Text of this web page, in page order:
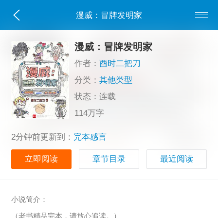
漫威：冒牌发明家
漫威：冒牌发明家
作者：酉时二把刀
分类：其他类型
状态：连载
114万字
2分钟前更新到： 完本感言
立即阅读 章节目录 最近阅读
小说简介：
（老书精品完本，请放心追读。）